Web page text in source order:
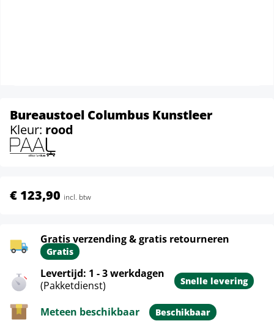
Bureaustoel Columbus Kunstleer
Kleur: rood
€ 123,90 incl. btw
Gratis verzending & gratis retourneren
Gratis
Levertijd: 1 - 3 werkdagen
(Pakketdienst)
Snelle levering
Meteen beschikbaar Beschikbaar